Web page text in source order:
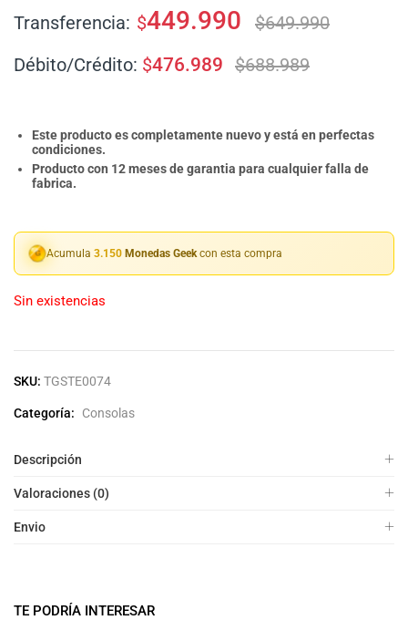
Transferencia: $449.990 $649.990
Débito/Crédito: $476.989 $688.989
Este producto es completamente nuevo y está en perfectas
condiciones.
Producto con 12 meses de garantia para cualquier falla de
fabrica.
Acumula 3.150 Monedas Geek con esta compra
Sin existencias
SKU: TGSTE0074
Categoría: Consolas
Descripción
Valoraciones (0)
Envio
TE PODRÍA INTERESAR